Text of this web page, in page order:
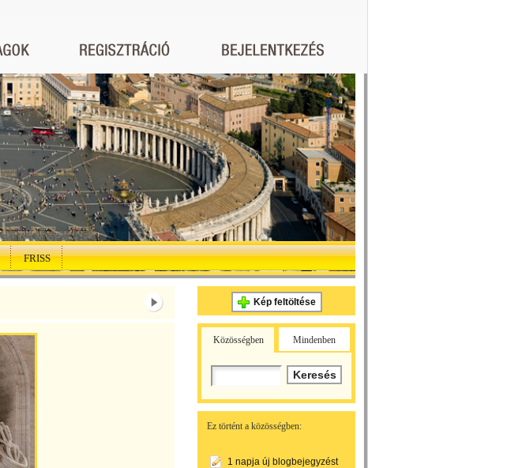
FRISS
Kép feltöltése
Közösségben Mindenben
Ez történt a közösségben:
1 napja új blogbejegyzést